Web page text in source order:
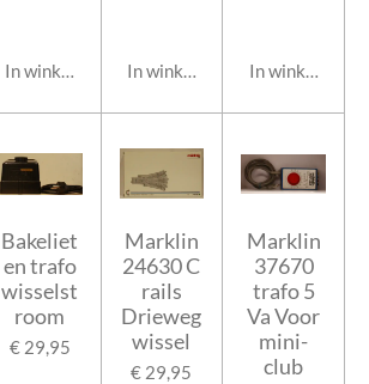
In winkelwagen In winkelwagen In
Bakeliet
en trafo
wisselst
room
€ 29,95
Marklin
24630 C
rails
Drieweg
wissel
€ 29,95
Marklin
37670
trafo 5
Va Voor
mini-
club